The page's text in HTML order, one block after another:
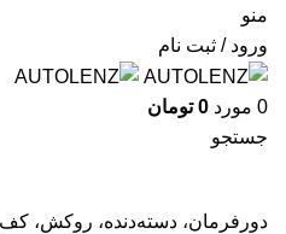
منو
ورود / ثبت نام
0 مورد 0 تومان
جستجو
دورفرمان، دسته‌دنده، روکش،